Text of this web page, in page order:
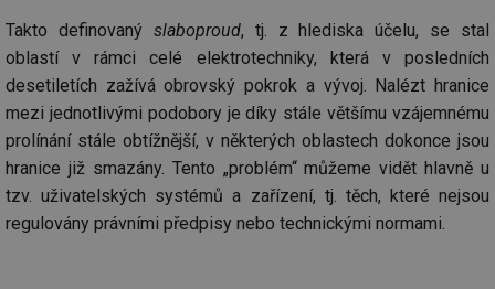
Takto definovaný slaboproud, tj. z hlediska účelu, se stal
oblastí v rámci celé elektrotechniky, která v posledních
desetiletích zažívá obrovský pokrok a vývoj. Nalézt hranice
mezi jednotlivými podobory je díky stále většímu vzájemnému
prolínání stále obtížnější, v některých oblastech dokonce jsou
hranice již smazány. Tento „problém“ můžeme vidět hlavně u
tzv. uživatelských systémů a zařízení, tj. těch, které nejsou
regulovány právními předpisy nebo technickými normami.